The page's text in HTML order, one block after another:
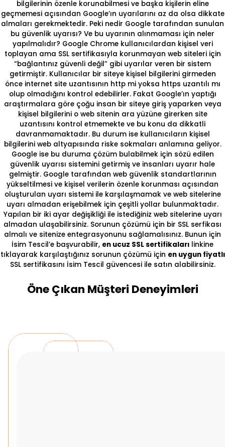
bilgilerinin özenle korunabilmesi ve başka kişilerin eline
geçmemesi açısından Google’ın uyarılarını az da olsa dikkate
almaları gerekmektedir. Peki nedir Google tarafından sunulan
bu güvenlik uyarısı? Ve bu uyarının alınmaması için neler
yapılmalıdır? Google Chrome kullanıcılardan kişisel veri
toplayan ama SSL sertifikasıyla korunmayan web siteleri için
“bağlantınız güvenli değil” gibi uyarılar veren bir sistem
getirmiştir. Kullanıcılar bir siteye kişisel bilgilerini girmeden
önce internet site uzantısının http mi yoksa https uzantılı mı
olup olmadığını kontrol edebilirler. Fakat Google’ın yaptığı
araştırmalara göre çoğu insan bir siteye giriş yaparken veya
kişisel bilgilerini o web sitenin ara yüzüne girerken site
uzantısını kontrol etmemekte ve bu konu da dikkatli
davranmamaktadır. Bu durum ise kullanıcıların kişisel
bilgilerini web altyapısında riske sokmaları anlamına geliyor.
Google ise bu duruma çözüm bulabilmek için sözü edilen
güvenlik uyarısı sistemini getirmiş ve insanları uyarır hale
gelmiştir. Google tarafından web güvenlik standartlarının
yükseltilmesi ve kişisel verilerin özenle korunması açısından
oluşturulan uyarı sistemi ile karşılaşmamak ve web sitelerine
uyarı almadan erişebilmek için çeşitli yollar bulunmaktadır.
Yapılan bir iki ayar değişikliği ile istediğiniz web sitelerine uyarı
almadan ulaşabilirsiniz. Sorunun çözümü için bir SSL serfikası
almalı ve sitenize entegrasyonunu sağlamalısınız. Bunun için
İsim Tescil’e başvurabilir, en ucuz SSL sertifikaları linkine
tıklayarak karşılaştığınız sorunun çözümü için en uygun fiyatlı
SSL sertifikasını İsim Tescil güvencesi ile satın alabilirsiniz.
Öne Çıkan Müşteri Deneyimleri